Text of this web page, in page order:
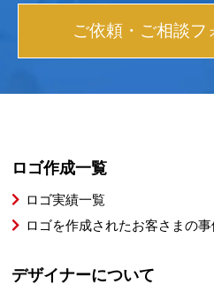
ご依頼・ご相談フ
ロゴ作成一覧
ロゴ実績一覧
ロゴを作成されたお客さまの事
デザイナーについて